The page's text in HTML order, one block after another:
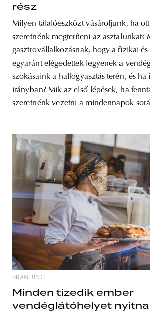
rész
Milyen tálalóeszközt vásároljunk, ha
szeretnénk megteríteni az asztalunkat?
gasztrovállalkozásnak, hogy a fizikai
egyaránt elégedettek legyenek a
szokásaink a halfogyasztás terén, és ha
irányban? Mik az első lépések, ha
szeretnénk vezetni a mindennapok
BRANDING
Minden tizedik ember
vendéglátóhelyet nyitna